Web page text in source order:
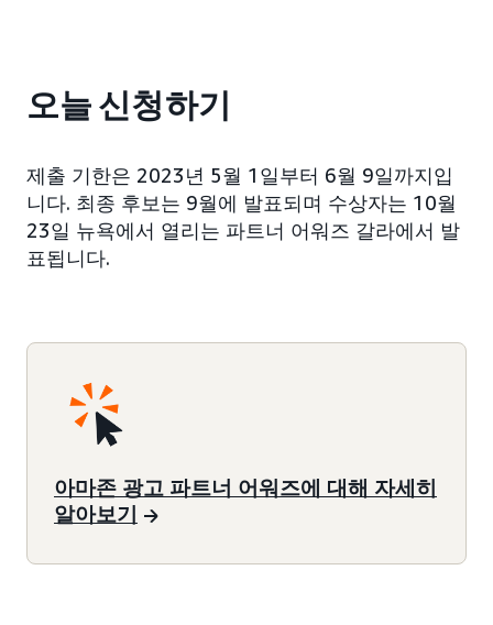
오늘 신청하기
제출 기한은 2023년 5월 1일부터 6월 9일까지입
니다. 최종 후보는 9월에 발표되며 수상자는 10월
23일 뉴욕에서 열리는 파트너 어워즈 갈라에서 발
표됩니다.
아마존 광고 파트너 어워즈에 대해 자세히
알아보기